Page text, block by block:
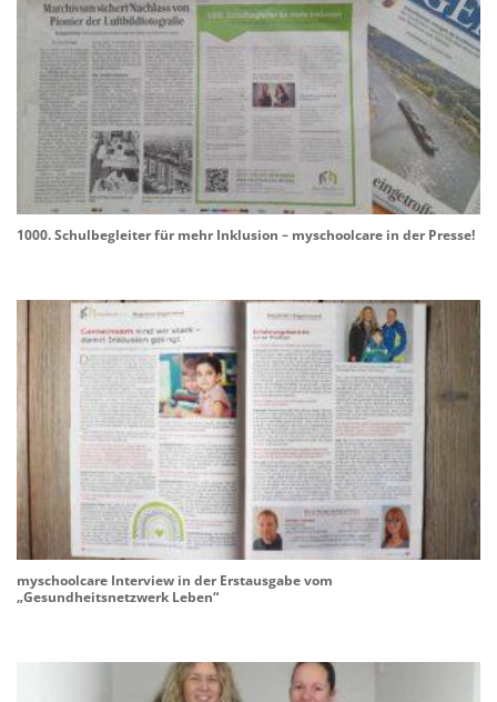
1000. Schulbegleiter für mehr Inklusion – myschoolcare in der Presse!
myschoolcare Interview in der Erstausgabe vom
„Gesundheitsnetzwerk Leben“